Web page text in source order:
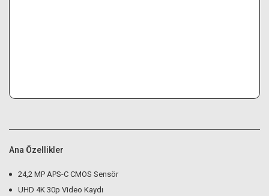
Ana Özellikler
24,2 MP APS-C CMOS Sensör
UHD 4K 30p Video Kaydı